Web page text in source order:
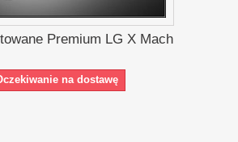
Premium LG X Mach
na dostawę